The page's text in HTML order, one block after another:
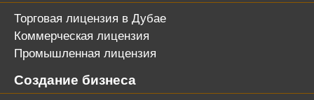
Торговая лицензия в Дубае
Коммерческая лицензия
Промышленная лицензия
Создание бизнеса